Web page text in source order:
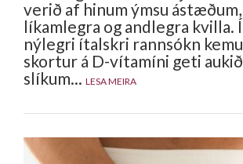
verið af hinum ýmsu
líkamlegra og andlegra kvilla. Í
nýlegri ítalskri rannsókn
skortur á D-vítamíni geti
slíkum... LESA MEIRA